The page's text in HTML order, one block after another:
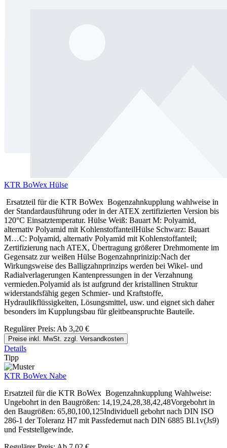
KTR BoWex Hülse
Ersatzteil für die KTR BoWex Bogenzahnkupplung wahlweise in
der Standardausführung oder in der ATEX zertifizierten Version bis
120°C Einsatztemperatur. Hülse Weiß: Bauart M: Polyamid,
alternativ Polyamid mit KohlenstoffanteilHülse Schwarz: Bauart
M…C: Polyamid, alternativ Polyamid mit Kohlenstoffanteil;
Zertifizierung nach ATEX, Übertragung größerer Drehmomente im
Gegensatz zur weißen Hülse Bogenzahnprinizip:Nach der
Wirkungsweise des Balligzahnprinzips werden bei Wikel- und
Radialverlagerungen Kantenpressungen in der Verzahnung
vermieden.Polyamid als ist aufgrund der kristallinen Struktur
widerstandsfähig gegen Schmier- und Kraftstoffe,
Hydraulikflüssigkeiten, Lösungsmittel, usw. und eignet sich daher
besonders im Kupplungsbau für gleitbeanspruchte Bauteile.
Regulärer Preis: Ab 3,20 €
Preise inkl. MwSt. zzgl. Versandkosten
Details
Tipp
KTR BoWex Nabe
Ersatzteil für die KTR BoWex Bogenzahnkupplung Wahlweise:
Ungebohrt in den Baugrößen: 14,19,24,28,38,42,48Vorgebohrt in
den Baugrößen: 65,80,100,125Individuell gebohrt nach DIN ISO
286-1 der Toleranz H7 mit Passfedernut nach DIN 6885 Bl.1v(Js9)
und Feststellgewinde.